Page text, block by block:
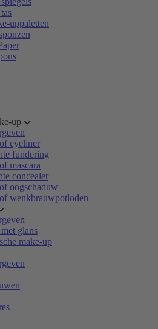
uppaletten
up
eyeliner
fundering
mascara
concealer
oogschaduw
wenkbrauwpotloden
glans
make-up